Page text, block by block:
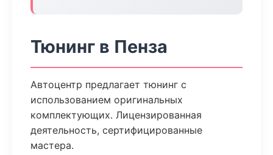
Тюнинг в Пенза
Автоцентр предлагает тюнинг с
использованием оригинальных
комплектующих. Лицензированная
деятельность, сертифицированные
мастера.